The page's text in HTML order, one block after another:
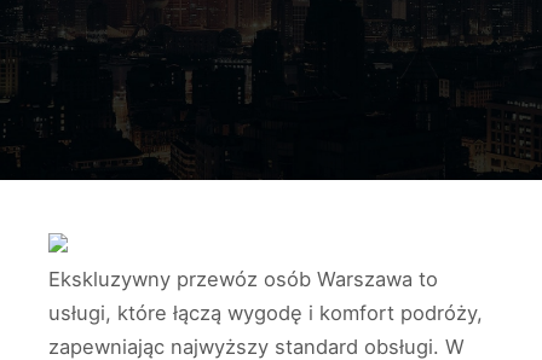
Ekskluzywny przewóz osób Warszawa to
usługi, które łączą wygodę i komfort podróży,
zapewniając najwyższy standard obsługi. W